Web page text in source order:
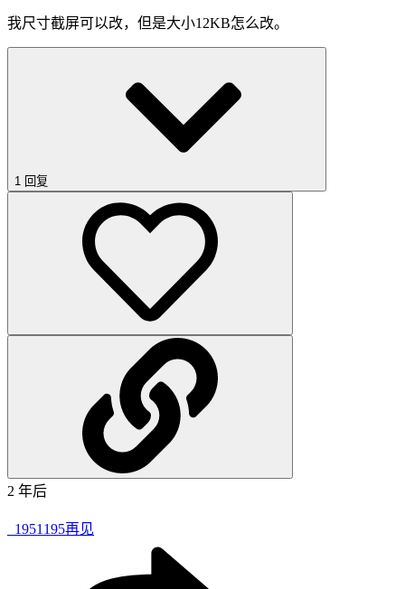
我尺寸截屏可以改，但是大小12KB怎么改。
1 回复
2 年后
_1951 195再见